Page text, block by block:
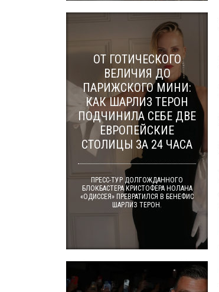
ОТ ГОТИЧЕСКОГО
ВЕЛИЧИЯ ДО
ПАРИЖСКОГО МИНИ:
КАК ШАРЛИЗ ТЕРОН
ПОДЧИНИЛА СЕБЕ ДВЕ
ЕВРОПЕЙСКИЕ
СТОЛИЦЫ ЗА 24 ЧАСА
ПРЕСС-ТУР ДОЛГОЖДАННОГО
БЛОКБАСТЕРА КРИСТОФЕРА НОЛАНА
«ОДИССЕЯ» ПРЕВРАТИЛСЯ В БЕНЕФИС
ШАРЛИЗ ТЕРОН.